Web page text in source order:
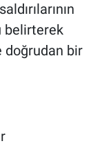
belirterek
doğrudan bir